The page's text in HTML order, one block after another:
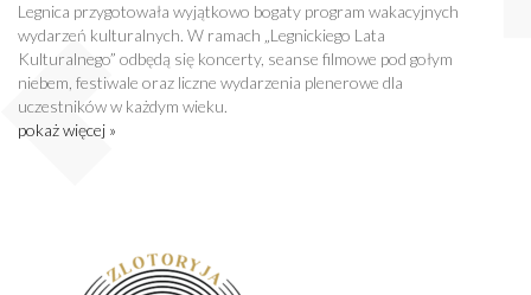
Legnica przygotowała wyjątkowo bogaty program wakacyjnych
wydarzeń kulturalnych. W ramach „Legnickiego Lata
Kulturalnego” odbędą się koncerty, seanse filmowe pod gołym
niebem, festiwale oraz liczne wydarzenia plenerowe dla
uczestników w każdym wieku.
pokaż więcej »